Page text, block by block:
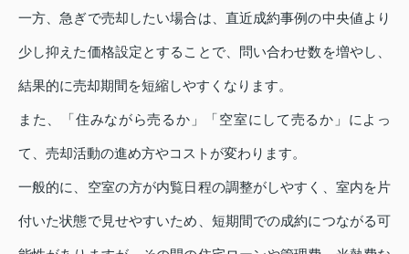
一方、急ぎで売却したい場合は、直近成約事例の中央値より
少し抑えた価格設定とすることで、問い合わせ数を増やし、
結果的に売却期間を短縮しやすくなります。
また、「住みながら売るか」「空室にして売るか」によっ
て、売却活動の進め方やコストが変わります。
一般的に、空室の方が内覧日程の調整がしやすく、室内を片
付いた状態で見せやすいため、短期間での成約につながる可